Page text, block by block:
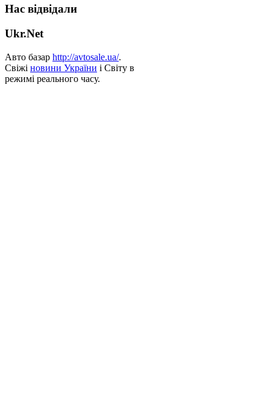
Нас відвідали
Ukr.Net
Авто базар http://avtosale.ua/.
Свіжі новини України і Світу в
режимі реального часу.